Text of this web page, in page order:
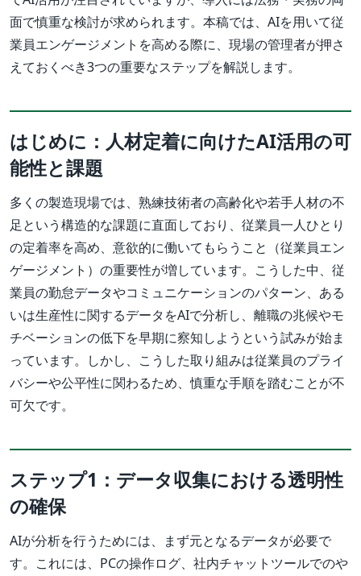
面で慎重な検討が求められます。本稿では、AIを用いて従
業員エンゲージメントを高める際に、現場の管理者が押さ
えておくべき3つの重要なステップを解説します。
はじめに：人材定着に向けたAI活用の可
能性と課題
多くの製造現場では、熟練技術者の高齢化や若手人材の不
足という構造的な課題に直面しており、従業員一人ひとり
の定着率を高め、意欲的に働いてもらうこと（従業員エン
ゲージメント）の重要性が増しています。こうした中、従
業員の勤怠データやコミュニケーションのパターン、ある
いは生産性に関するデータをAIで分析し、離職の兆候やモ
チベーションの低下を早期に察知しようという試みが始ま
っています。しかし、こうした取り組みは従業員のプライ
バシーや公平性に関わるため、慎重な手順を踏むことが不
可欠です。
ステップ1：データ収集における透明性
の確保
AIが分析を行うためには、まず元となるデータが必要で
す。これには、PCの操作ログ、社内チャットツールでのや